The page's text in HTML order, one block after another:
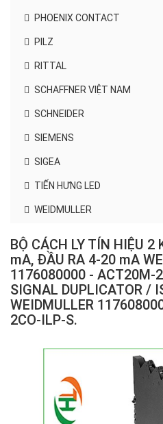
PHOENIX CONTACT
PILZ
RITTAL
SCHAFFNER VIỆT NAM
SCHNEIDER
SIEMENS
SIGEA
TIẾN HƯNG LED
WEIDMULLER
BỘ CÁCH LY TÍN HIỆU
mA, ĐẦU RA 4-20 mA
1176080000 - ACT20M-
SIGNAL DUPLICATOR /
WEIDMULLER
2CO-ILP-S.